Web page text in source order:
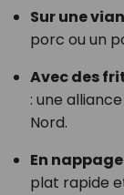
Sur une
porc ou un
Avec des
: une
Nord.
En
plat rapide